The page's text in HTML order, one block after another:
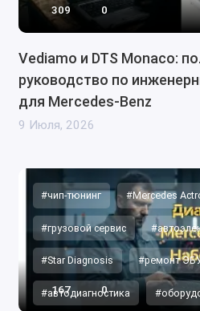
309 0
Vediamo и DTS Monaco:
руководство по
для Mercedes-Benz
9 Июля, 2026
#чип-тюнинг #Mercedes
#грузовой сервис
#Star Diagnosis #ремонт
#автодиагностика
167 0